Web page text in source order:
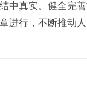
中真实。健全完
进行，不断推动